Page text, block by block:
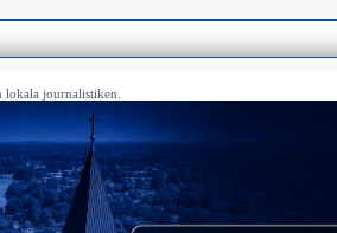
lokala journalistiken.